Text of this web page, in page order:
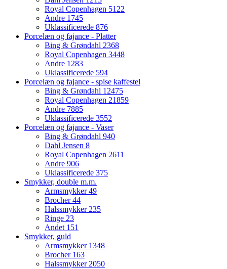
Royal Copenhagen 5122
Andre 1745
Uklassificerede 876
Porcelæn og fajance - Platter
Bing & Grøndahl 2368
Royal Copenhagen 3448
Andre 1283
Uklassificerede 594
Porcelæn og fajance - spise kaffestel
Bing & Grøndahl 12475
Royal Copenhagen 21859
Andre 7885
Uklassificerede 3552
Porcelæn og fajance - Vaser
Bing & Grøndahl 940
Dahl Jensen 8
Royal Copenhagen 2611
Andre 906
Uklassificerede 375
Smykker, double m.m.
Armsmykker49
Brocher44
Halssmykker 235
Ringe 23
Andet 151
Smykker, guld
Armsmykker 1348
Brocher 163
Halssmykker 2050